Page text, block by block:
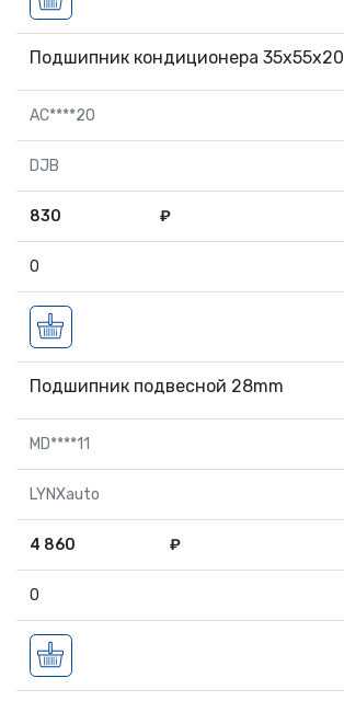
Подшипник кондиционера 35x55x20
AC****20
DJB
830 ₽
0
Подшипник подвесной 28mm
MD****11
LYNXauto
4 860 ₽
0